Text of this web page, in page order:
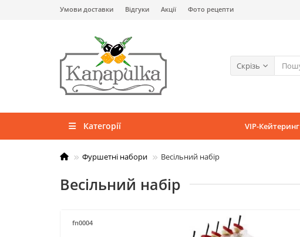
Умови доставки Відгуки Акції Фото рецепти
Скрізь
Категорії VIP-Кейтеринг
Фуршетні набори Весільний набір
Весільний набір
fn0004